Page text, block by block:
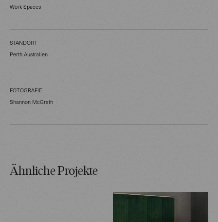
Work Spaces
STANDORT
Perth Australien
FOTOGRAFIE
Shannon McGrath
Ähnliche Projekte